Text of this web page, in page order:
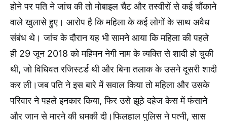
होने पर पति ने जांच की तो मोबाइल चैट और तस्वीरों से कई चौंकाने
वाले खुलासे हुए। आरोप है कि महिला के कई लोगों के साथ अवैध
संबंध थे। जांच के दौरान यह भी सामने आया कि महिला की पहले
ही 29 जून 2018 को महिमन नेगी नाम के व्यक्ति से शादी हो चुकी
थी, जो विधिवत रजिस्टर्ड थी और बिना तलाक के उसने दूसरी शादी
कर ली।जब पति ने इस बारे में सवाल किया तो महिला और उसके
परिवार ने पहले इनकार किया, फिर उसे झूठे दहेज केस में फंसाने
और जान से मारने की धमकी दी।फिलहाल पुलिस ने पत्नी, सास